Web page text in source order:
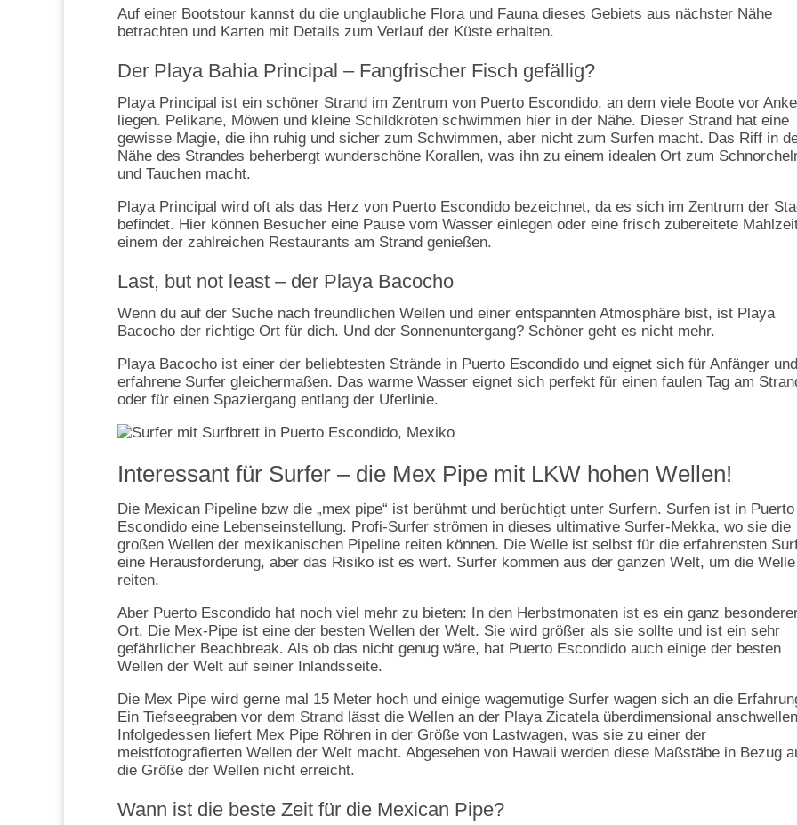
Auf einer Bootstour kannst du die unglaubliche Flora und Fauna dieses Gebiets aus nächster Nähe
betrachten und Karten mit Details zum Verlauf der Küste erhalten.
Der Playa Bahia Principal – Fangfrischer Fisch gefällig?
Playa Principal ist ein schöner Strand im Zentrum von Puerto Escondido, an dem viele Boote vor
liegen. Pelikane, Möwen und kleine Schildkröten schwimmen hier in der Nähe. Dieser Strand hat eine
gewisse Magie, die ihn ruhig und sicher zum Schwimmen, aber nicht zum Surfen macht. Das Riff in
Nähe des Strandes beherbergt wunderschöne Korallen, was ihn zu einem idealen Ort zum
und Tauchen macht.
Playa Principal wird oft als das Herz von Puerto Escondido bezeichnet, da es sich im Zentrum der
befindet. Hier können Besucher eine Pause vom Wasser einlegen oder eine frisch zubereitete
einem der zahlreichen Restaurants am Strand genießen.
Last, but not least – der Playa Bacocho
Wenn du auf der Suche nach freundlichen Wellen und einer entspannten Atmosphäre bist, ist Playa
Bacocho der richtige Ort für dich. Und der Sonnenuntergang? Schöner geht es nicht mehr.
Playa Bacocho ist einer der beliebtesten Strände in Puerto Escondido und eignet sich für Anfänger und
erfahrene Surfer gleichermaßen. Das warme Wasser eignet sich perfekt für einen faulen Tag am
oder für einen Spaziergang entlang der Uferlinie.
Interessant für Surfer – die Mex Pipe mit LKW hohen Wellen!
Die Mexican Pipeline bzw die „mex pipe“ ist berühmt und berüchtigt unter Surfern. Surfen ist in Puerto
Escondido eine Lebenseinstellung. Profi-Surfer strömen in dieses ultimative Surfer-Mekka, wo sie die
großen Wellen der mexikanischen Pipeline reiten können. Die Welle ist selbst für die erfahrensten
eine Herausforderung, aber das Risiko ist es wert. Surfer kommen aus der ganzen Welt, um die
reiten.
Aber Puerto Escondido hat noch viel mehr zu bieten: In den Herbstmonaten ist es ein ganz
Ort. Die Mex-Pipe ist eine der besten Wellen der Welt. Sie wird größer als sie sollte und ist ein sehr
gefährlicher Beachbreak. Als ob das nicht genug wäre, hat Puerto Escondido auch einige der besten
Wellen der Welt auf seiner Inlandsseite.
Die Mex Pipe wird gerne mal 15 Meter hoch und einige wagemutige Surfer wagen sich an die
Ein Tiefseegraben vor dem Strand lässt die Wellen an der Playa Zicatela überdimensional
Infolgedessen liefert Mex Pipe Röhren in der Größe von Lastwagen, was sie zu einer der
meistfotografierten Wellen der Welt macht. Abgesehen von Hawaii werden diese Maßstäbe in Bezug
die Größe der Wellen nicht erreicht.
Wann ist die beste Zeit für die Mexican Pipe?